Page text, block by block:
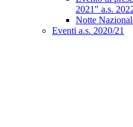
2021" a.s.
Notte
Eventi a.s. 2020/21